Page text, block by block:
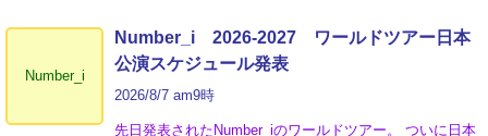
Number_i
Number_i 2026‐2027 ワールドツアー日本
公演スケジュール発表
2026/8/7 am9時
先日発表されたNumber_iのワールドツアー。 ついに日本